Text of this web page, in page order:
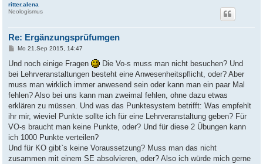
ritter.alena
Neologismus
Re: Ergänzungsprüfumgen
B
i
r
a
Mo 21.Sep 2015, 14:47
Und noch einige Fragen
Die Vo-s muss man nicht besuchen? Und
bei Lehrveranstaltungen besteht eine Anwesenheitspflicht, oder? Aber
muss man wirklich immer anwesend sein oder kann man ein paar Mal
fehlen? Also bei uns kann man zweimal fehlen, ohne dazu etwas
erklären zu müssen. Und was das Punktesystem betrifft: Was empfehlt
ihr mir, wieviel Punkte sollte ich für eine Lehrveranstaltung geben? Für
VO-s braucht man keine Punkte, oder? Und für diese 2 Übungen kann
ich 1000 Punkte verteilen?
Und für KO gibt`s keine Voraussetzung? Muss man das nicht
zusammen mit einem SE absolvieren, oder? Also ich würde mich gerne